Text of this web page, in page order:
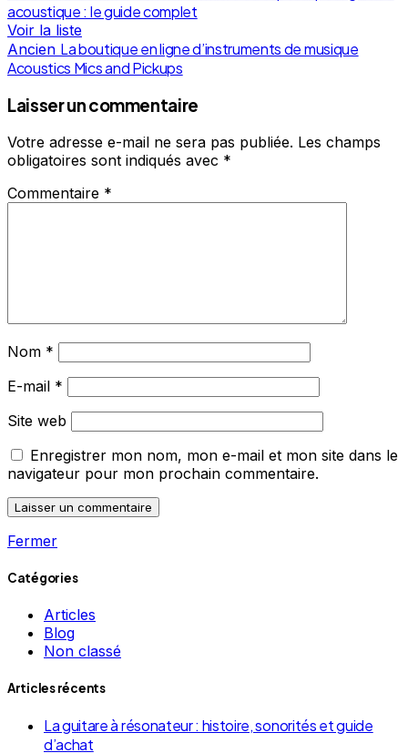
acoustique : le guide complet
Voir la liste
Ancien La boutique en ligne d’instruments de musique
Acoustics Mics and Pickups
Laisser un commentaire
Votre adresse e-mail ne sera pas publiée. Les champs
obligatoires sont indiqués avec *
Commentaire *
Nom *
E-mail *
Site web
Enregistrer mon nom, mon e-mail et mon site dans le
navigateur pour mon prochain commentaire.
Fermer
Catégories
Articles
Blog
Non classé
Articles récents
La guitare à résonateur : histoire, sonorités et guide
d’achat